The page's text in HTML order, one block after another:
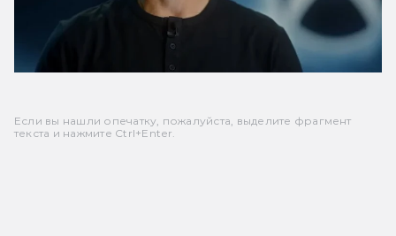
Если вы нашли опечатку, пожалуйста, выделите фрагмент
текста и нажмите Ctrl+Enter.